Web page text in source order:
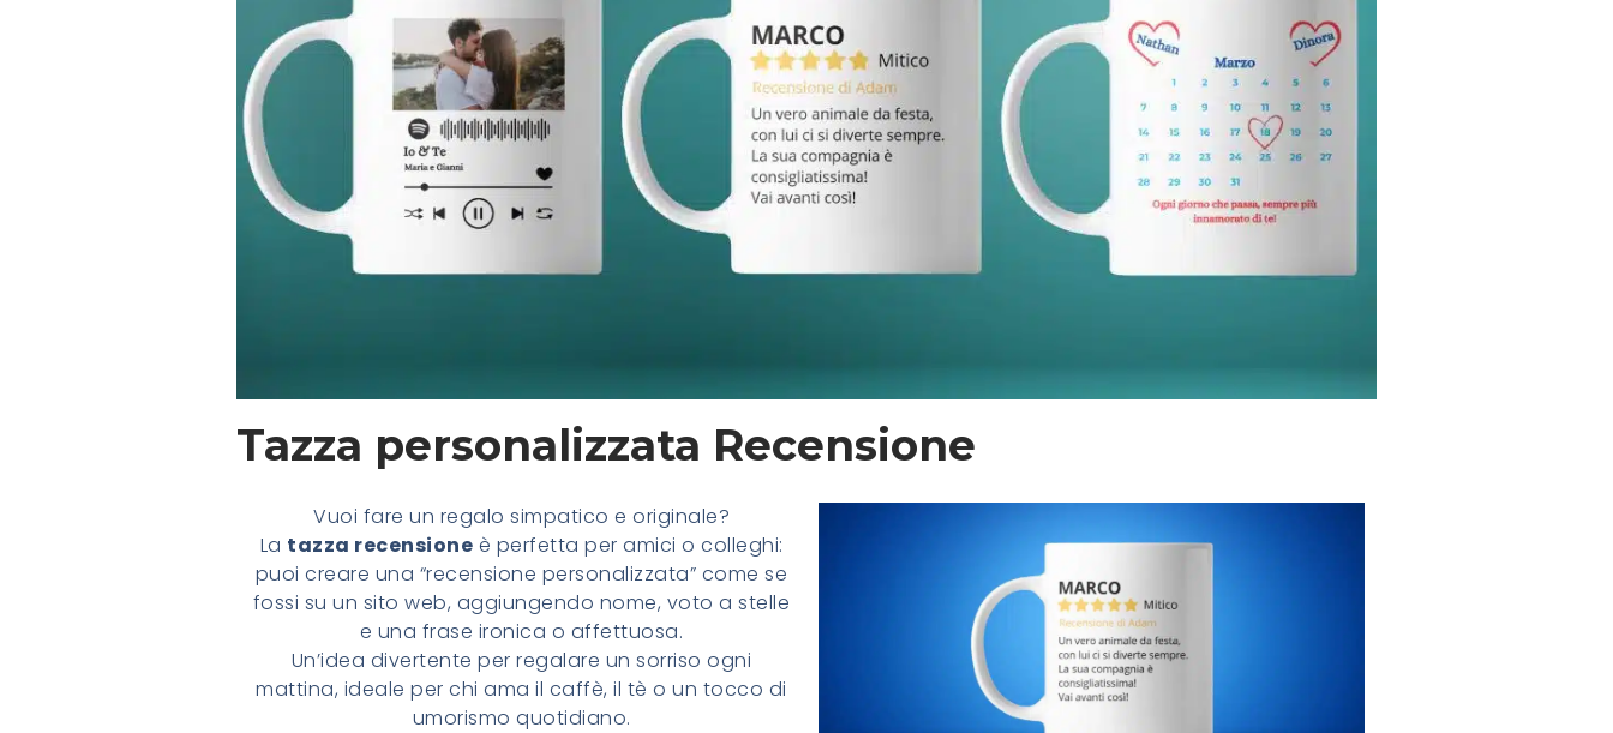
Tazza personalizzata Recensione
Vuoi fare un regalo simpatico e originale?
La tazza recensione è perfetta per amici o colleghi:
puoi creare una “recensione personalizzata” come se
fossi su un sito web, aggiungendo nome, voto a stelle
e una frase ironica o affettuosa.
Un’idea divertente per regalare un sorriso ogni
mattina, ideale per chi ama il caffè, il tè o un tocco di
umorismo quotidiano.